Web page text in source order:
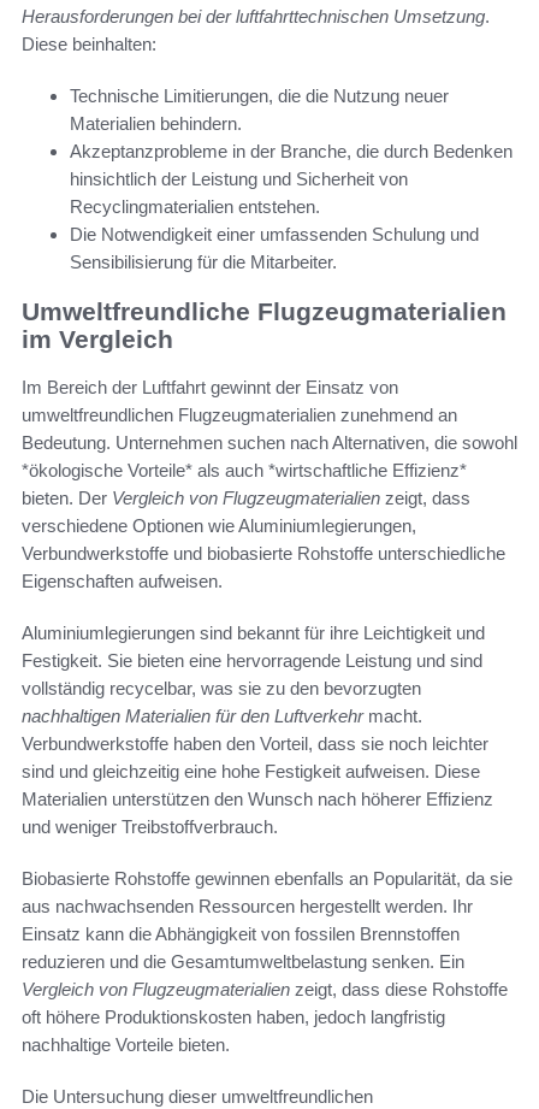
Herausforderungen bei der luftfahrttechnischen Umsetzung.
Diese beinhalten:
Technische Limitierungen, die die Nutzung neuer
Materialien behindern.
Akzeptanzprobleme in der Branche, die durch Bedenken
hinsichtlich der Leistung und Sicherheit von
Recyclingmaterialien entstehen.
Die Notwendigkeit einer umfassenden Schulung und
Sensibilisierung für die Mitarbeiter.
Umweltfreundliche Flugzeugmaterialien
im Vergleich
Im Bereich der Luftfahrt gewinnt der Einsatz von
umweltfreundlichen Flugzeugmaterialien zunehmend an
Bedeutung. Unternehmen suchen nach Alternativen, die sowohl
*ökologische Vorteile* als auch *wirtschaftliche Effizienz*
bieten. Der Vergleich von Flugzeugmaterialien zeigt, dass
verschiedene Optionen wie Aluminiumlegierungen,
Verbundwerkstoffe und biobasierte Rohstoffe unterschiedliche
Eigenschaften aufweisen.
Aluminiumlegierungen sind bekannt für ihre Leichtigkeit und
Festigkeit. Sie bieten eine hervorragende Leistung und sind
vollständig recycelbar, was sie zu den bevorzugten
nachhaltigen Materialien für den Luftverkehrmacht.
Verbundwerkstoffe haben den Vorteil, dass sie noch leichter
sind und gleichzeitig eine hohe Festigkeit aufweisen. Diese
Materialien unterstützen den Wunsch nach höherer Effizienz
und weniger Treibstoffverbrauch.
Biobasierte Rohstoffe gewinnen ebenfalls an Popularität, da sie
aus nachwachsenden Ressourcen hergestellt werden. Ihr
Einsatz kann die Abhängigkeit von fossilen Brennstoffen
reduzieren und die Gesamtumweltbelastung senken. Ein
Vergleich von Flugzeugmaterialien zeigt, dass diese Rohstoffe
oft höhere Produktionskosten haben, jedoch langfristig
nachhaltige Vorteile bieten.
Die Untersuchung dieser umweltfreundlichen